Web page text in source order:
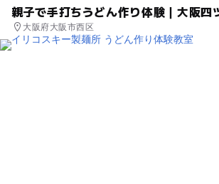
親子で手打ちうどん作り体験｜大阪四
大阪府大阪市西区